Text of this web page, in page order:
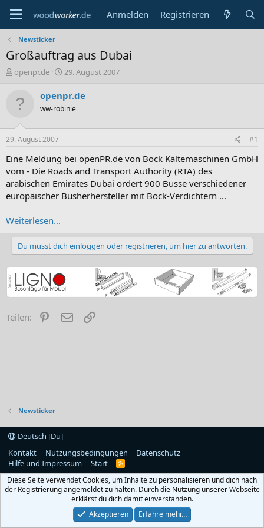
Anmelden Registrieren
Newsticker
Großauftrag aus Dubai
E
t
e
r
openpr.de
E
s
t
e
a
m
29. August 2007
openpr.de
ww-robinie
29. August 2007 #1
Eine Meldung bei openPR.de von Bock Kältemaschinen GmbH
vom - Die Roads and Transport Authority (RTA) des
arabischen Emirates Dubai ordert 900 Busse verschiedener
europäischer Busherhersteller mit Bock-Verdichtern ...
Weiterlesen...
Du musst dich einloggen oder registrieren, um hier zu antworten.
Teilen: PinterestE-Mail
Newsticker
Deutsch [Du]
Kontakt
Nutzungsbedingungen
Datenschutz
Hilfe und Impressum
Start
R
S
Diese Seite verwendet Cookies, um Inhalte zu personalisieren und dich nach
der Registrierung angemeldet zu halten. Durch die Nutzung unserer Webseite
erklärst du dich damit einverstanden.
Akzeptieren
Erfahre mehr…